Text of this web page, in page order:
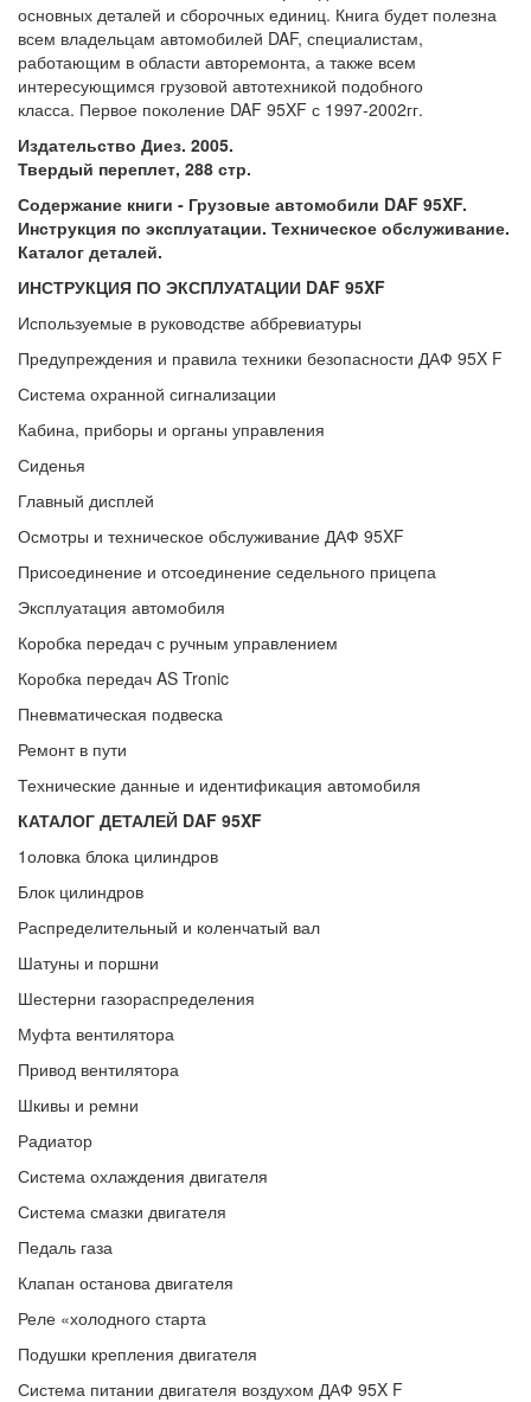
основных деталей и сборочных единиц. Книга будет полезна
всем владельцам автомобилей DAF, специалистам,
работающим в области авторемонта, а также всем
интересующимся грузовой автотехникой подобного
класса. Первое поколение DAF 95XF с 1997-2002гг.
Издательство Диез. 2005.
Твердый переплет, 288 стр.
Содержание книги - Грузовые автомобили DAF 95XF.
Инструкция по эксплуатации. Техническое обслуживание.
Каталог деталей.
ИНСТРУКЦИЯ ПО ЭКСПЛУАТАЦИИ DAF 95XF
Используемые в руководстве аббревиатуры
Предупреждения и правила техники безопасности ДАФ 95X F
Система охранной сигнализации
Кабина, приборы и органы управления
Сиденья
Главный дисплей
Осмотры и техническое обслуживание ДАФ 95XF
Присоединение и отсоединение седельного прицепа
Эксплуатация автомобиля
Коробка передач с ручным управлением
Коробка передач AS Tronic
Пневматическая подвеска
Ремонт в пути
Технические данные и идентификация автомобиля
КАТАЛОГ ДЕТАЛЕЙ DAF 95XF
1оловка блока цилиндров
Блок цилиндров
Распределительный и коленчатый вал
Шатуны и поршни
Шестерни газораспределения
Муфта вентилятора
Привод вентилятора
Шкивы и ремни
Радиатор
Система охлаждения двигателя
Система смазки двигателя
Педаль газа
Клапан останова двигателя
Реле «холодного старта
Подушки крепления двигателя
Система питании двигателя воздухом ДАФ 95X F